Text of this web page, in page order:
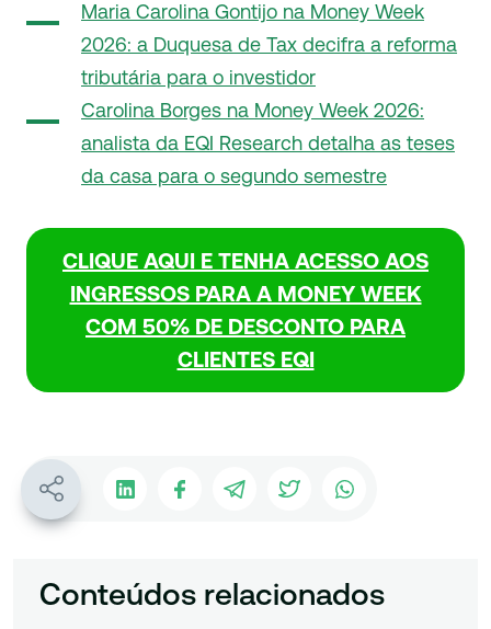
Maria Carolina Gontijo na Money Week
2026: a Duquesa de Tax decifra a reforma
tributária para o investidor
Carolina Borges na Money Week 2026:
analista da EQI Research detalha as teses
da casa para o segundo semestre
CLIQUE AQUI E TENHA ACESSO AOS
INGRESSOS PARA A MONEY WEEK
COM 50% DE DESCONTO PARA
CLIENTES EQI
Conteúdos relacionados